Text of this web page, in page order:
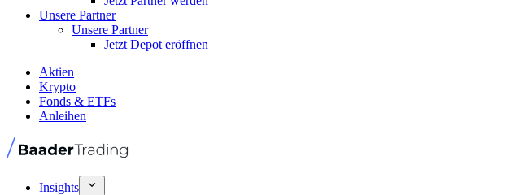
Unsere Partner
Unsere Partner
Jetzt Depot eröffnen
Aktien
Krypto
Fonds & ETFs
Anleihen
Insights